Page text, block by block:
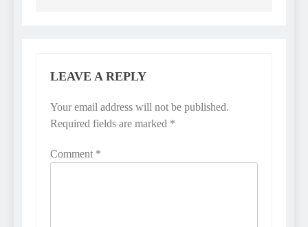
LEAVE A REPLY
Your email address will not be published.
Required fields are marked *
Comment *